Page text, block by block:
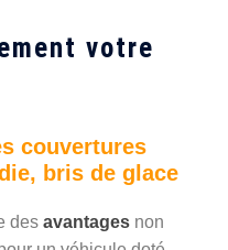
votre
couvertures
bris de glace
des avantages non